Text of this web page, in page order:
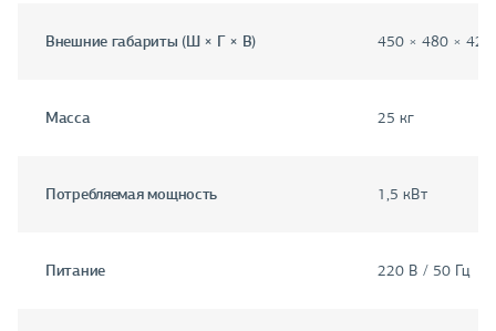
Внешние габариты (Ш × Г × В) 450 × 480 ×
Масса 25 кг
Потребляемая мощность 1,5 кВт
Питание 220 В / 50 Гц